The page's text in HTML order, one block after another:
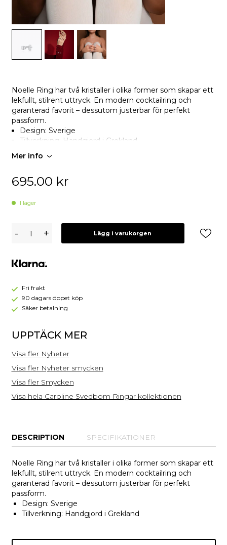
Noelle Ring har två kristaller i olika former som skapar ett
lekfullt, stilrent uttryck. En modern cocktailring och
garanterad favorit – dessutom justerbar för perfekt
passform.
Design: Sverige
Tillverkning: Handgjord i Grekland
Mer info
695.00 kr
I lager
Svedbom
Ring
/
-
Rhodium
- + Lägg i varukorgen
Fri frakt
90 dagars öppet köp
Säker betalning
UPPTÄCK MER
Visa fler Nyheter
Visa fler Nyheter smycken
Visa fler Smycken
Visa hela Caroline Svedbom Ringar kollektionen
DESCRIPTION SPECIFIKATIONER
Noelle Ring har två kristaller i olika former som skapar ett
lekfullt, stilrent uttryck. En modern cocktailring och
garanterad favorit – dessutom justerbar för perfekt
passform.
Design: Sverige
Tillverkning: Handgjord i Grekland